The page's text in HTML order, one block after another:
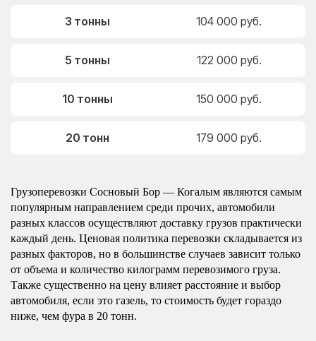
3 тонны 104 000 руб.
5 тонны 122 000 руб.
10 тонны 150 000 руб.
20 тонн 179 000 руб.
Грузоперевозки Сосновый Бор — Когалым являются самым
популярным направлением среди прочих, автомобили
разных классов осуществляют доставку грузов практически
каждый день. Ценовая политика перевозки складывается из
разных факторов, но в большинстве случаев зависит только
от объема и количество килограмм перевозимого груза.
Также существенно на цену влияет расстояние и выбор
автомобиля, если это газель, то стоимость будет гораздо
ниже, чем фура в 20 тонн.